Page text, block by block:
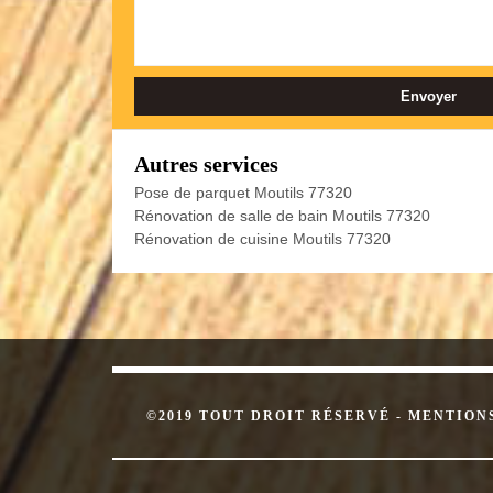
Autres services
Pose de parquet Moutils 77320
Rénovation de salle de bain Moutils 77320
Rénovation de cuisine Moutils 77320
©2019 TOUT DROIT RÉSERVÉ -